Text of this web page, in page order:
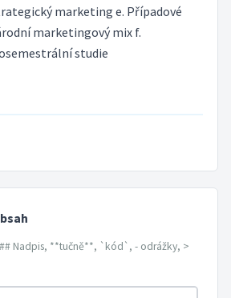
marketing e. Případové
marketingový mix f.
studie
Nadpis, **tučně**, `kód`, - odrážky, >